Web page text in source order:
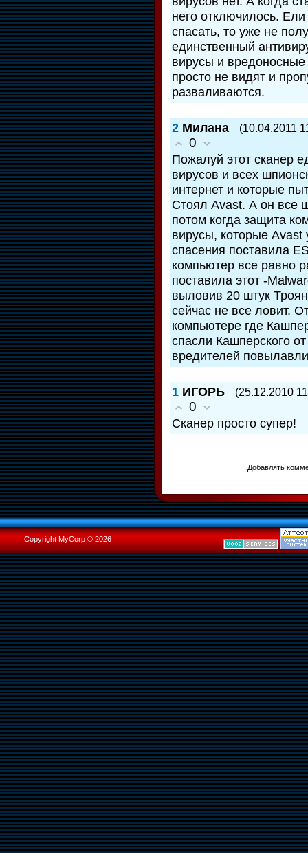
него отключилось.
спасать, то уже не
единственный
вирусы и
просто не видят и
разваливаются.
2 Милана (10.04.2011
0
Пожалуй этот сканер
вирусов и всех
интернет и которые
Cтоял Аvast. А он все
потом когда защита
вирусы, которые
спасения поставила
компьютер все равно
поставила этот -
выловив 20 штук
сейчас не все ловит.
компьютере где
спасли Кашперского
вредителей
1 ИГОРЬ (25.12.2010
0
Сканер просто супер!
Добавлять
Copyright MyCorp © 2026